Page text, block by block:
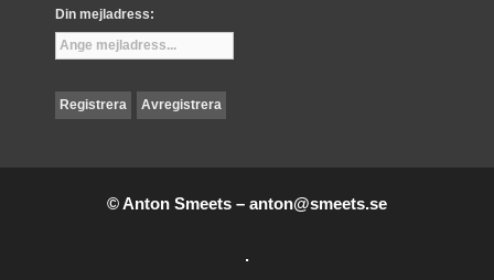
Din mejladress:
© Anton Smeets – anton@smeets.se
.